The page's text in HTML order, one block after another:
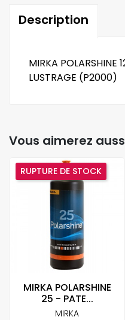
Description
MIRKA POLARSHINE
LUSTRAGE (P2000)
Vous aimerez
MIRKA POLARSHINE
25 - PATE...
MIRKA
RUPTURE DE STOCK